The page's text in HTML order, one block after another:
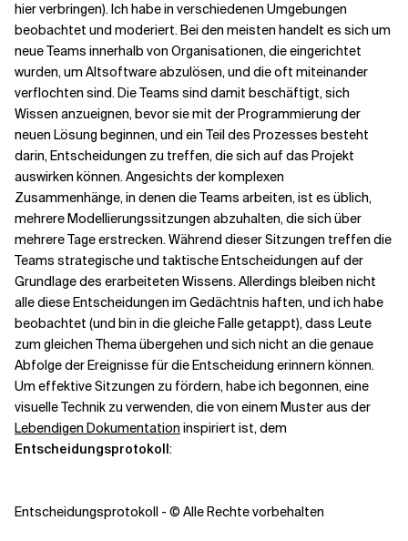
Verwandte Themen
hier verbringen). Ich habe in verschiedenen Umgebungen
beobachtet und moderiert. Bei den meisten handelt es sich um
neue Teams innerhalb von Organisationen, die eingerichtet
wurden, um Altsoftware abzulösen, und die oft miteinander
verflochten sind. Die Teams sind damit beschäftigt, sich
Wissen anzueignen, bevor sie mit der Programmierung der
neuen Lösung beginnen, und ein Teil des Prozesses besteht
darin, Entscheidungen zu treffen, die sich auf das Projekt
auswirken können. Angesichts der komplexen
Zusammenhänge, in denen die Teams arbeiten, ist es üblich,
mehrere Modellierungssitzungen abzuhalten, die sich über
mehrere Tage erstrecken. Während dieser Sitzungen treffen die
Teams strategische und taktische Entscheidungen auf der
Grundlage des erarbeiteten Wissens. Allerdings bleiben nicht
alle diese Entscheidungen im Gedächtnis haften, und ich habe
beobachtet (und bin in die gleiche Falle getappt), dass Leute
zum gleichen Thema übergehen und sich nicht an die genaue
Abfolge der Ereignisse für die Entscheidung erinnern können.
Um effektive Sitzungen zu fördern, habe ich begonnen, eine
visuelle Technik zu verwenden, die von einem Muster aus der
Lebendigen Dokumentation inspiriert ist, dem
Entscheidungsprotokoll:
Entscheidungsprotokoll - © Alle Rechte vorbehalten